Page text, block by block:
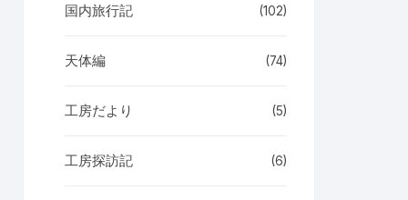
国内旅行記 (102)
天体編 (74)
工房だより (5)
工房探訪記 (6)